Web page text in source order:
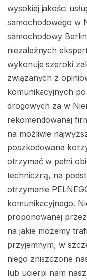
wysokiej jakości
samochodowego w
samochodowy
niezależnych
wykonuje szeroki
związanych z
komunikacyjnych
drogowych za w
rekomendowanej
na możliwie
poszkodowana
otrzymać w pełni
techniczną, na
otrzymanie
komunikacyjnego.
proponowanej
na jakie możemy
przyjemnym, w
niego zniszczone
lub ucierpi nam